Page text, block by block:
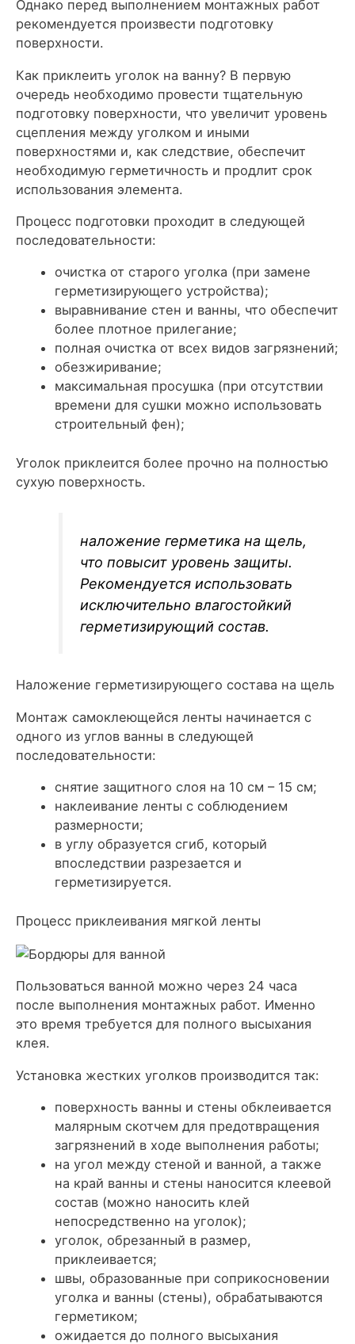
Однако перед выполнением монтажных работ
рекомендуется произвести подготовку
поверхности.
Как приклеить уголок на ванну? В первую
очередь необходимо провести тщательную
подготовку поверхности, что увеличит уровень
сцепления между уголком и иными
поверхностями и, как следствие, обеспечит
необходимую герметичность и продлит срок
использования элемента.
Процесс подготовки проходит в следующей
последовательности:
очистка от старого уголка (при замене
герметизирующего устройства);
выравнивание стен и ванны, что обеспечит
более плотное прилегание;
полная очистка от всех видов загрязнений;
обезжиривание;
максимальная просушка (при отсутствии
времени для сушки можно использовать
строительный фен);
Уголок приклеится более прочно на полностью
сухую поверхность.
наложение герметика на щель,
что повысит уровень защиты.
Рекомендуется использовать
исключительно влагостойкий
герметизирующий состав.
Наложение герметизирующего состава на щель
Монтаж самоклеющейся ленты начинается с
одного из углов ванны в следующей
последовательности:
снятие защитного слоя на 10 см – 15 см;
наклеивание ленты с соблюдением
размерности;
в углу образуется сгиб, который
впоследствии разрезается и
герметизируется.
Процесс приклеивания мягкой ленты
Пользоваться ванной можно через 24 часа
после выполнения монтажных работ. Именно
это время требуется для полного высыхания
клея.
Установка жестких уголков производится так:
поверхность ванны и стены обклеивается
малярным скотчем для предотвращения
загрязнений в ходе выполнения работы;
на угол между стеной и ванной, а также
на край ванны и стены наносится клеевой
состав (можно наносить клей
непосредственно на уголок);
уголок, обрезанный в размер,
приклеивается;
швы, образованные при соприкосновении
уголка и ванны (стены), обрабатываются
герметиком;
ожидается до полного высыхания